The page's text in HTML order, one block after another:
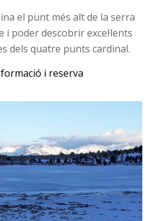
el punt més alt de la serra
i poder descobrir excel·lents
dels quatre punts cardinal.
i reserva